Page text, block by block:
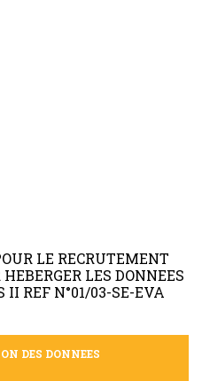
LE RECRUTEMENT
LES DONNEES
REF N°01/03-SE-EVA
DES DONNEES